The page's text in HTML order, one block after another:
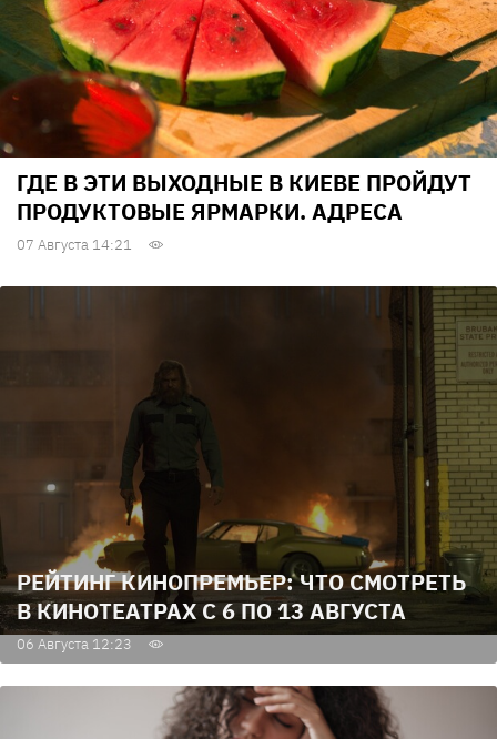
ГДЕ В ЭТИ ВЫХОДНЫЕ В КИЕВЕ ПРОЙДУТ
ПРОДУКТОВЫЕ ЯРМАРКИ. АДРЕСА
07 Августа 14:21
РЕЙТИНГ КИНОПРЕМЬЕР: ЧТО СМОТРЕТЬ
В КИНОТЕАТРАХ С 6 ПО 13 АВГУСТА
06 Августа 12:23